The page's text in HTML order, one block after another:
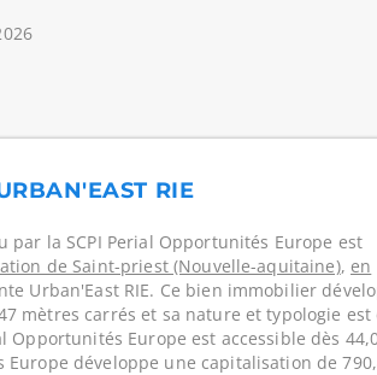
RIE
la SCPI Perial Opportunités Europe est
de Saint-priest (Nouvelle-aquitaine), en
Urban'East RIE. Ce bien immobilier
mètres carrés et sa nature et typologie est
Opportunités Europe est accessible dès
Europe développe une capitalisation de